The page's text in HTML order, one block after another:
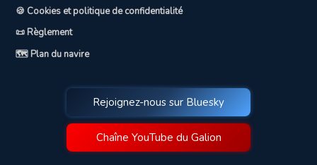
🍪 Cookies et politique de confidentialité
📜 Règlement
🗺️ Plan du navire
Rejoignez-nous sur Bluesky
Chaîne YouTube du Galion